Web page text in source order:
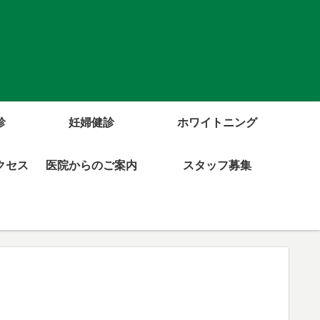
妊婦健診 ホワイトニング
セス 医院からのご案内 スタッフ募集